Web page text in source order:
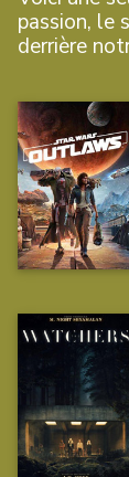
passion, le
derrière